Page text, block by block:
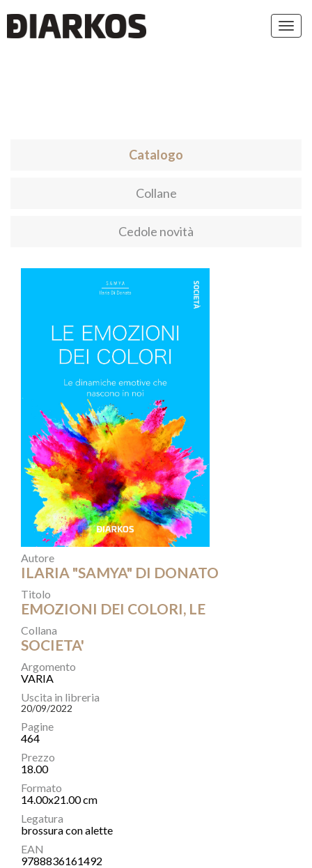
Catalogo
Collane
Cedole novità
Autore
ILARIA "SAMYA" DI DONATO
Titolo
EMOZIONI DEI COLORI, LE
Collana
SOCIETA'
Argomento
VARIA
Uscita in libreria
20/09/2022
Pagine
464
Prezzo
18.00
Formato
14.00x21.00 cm
Legatura
brossura con alette
EAN
9788836161492